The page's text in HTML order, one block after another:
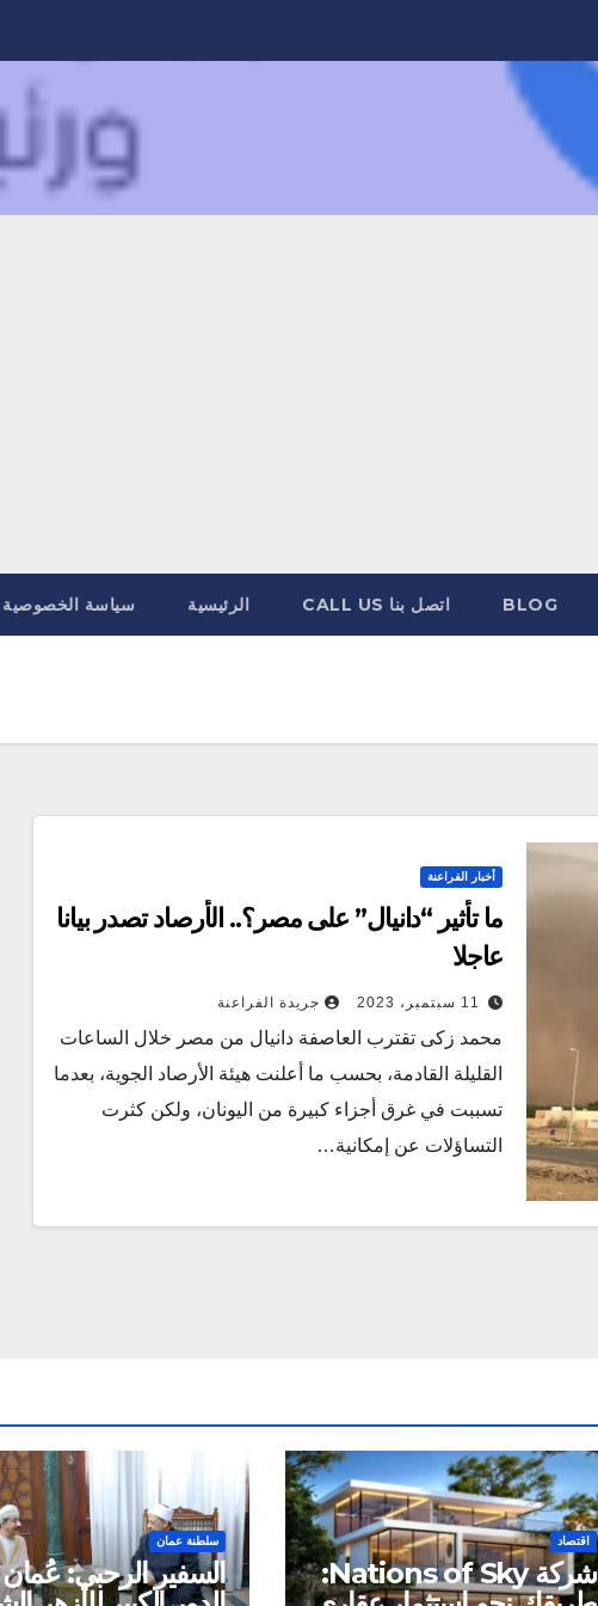
BLOG اتصل بنا CALL US الرئيسية سياسة الخصوصية
أخبار الفراعنة
ما تأثير “دانيال” على مصر؟.. الأرصاد تصدر بيانا
عاجلا
11 سبتمبر، 2023 جريدة الفراعنة
محمد زكى تقترب العاصفة دانيال من مصر خلال الساعات
القليلة القادمة، بحسب ما أعلنت هيئة الأرصاد الجوية، بعدما
تسببت في غرق أجزاء كبيرة من اليونان، ولكن كثرت
التساؤلات عن إمكانية…
اقتصاد
شركة Nations of Sky:
سلطنة عمان
السفير الرحبي: